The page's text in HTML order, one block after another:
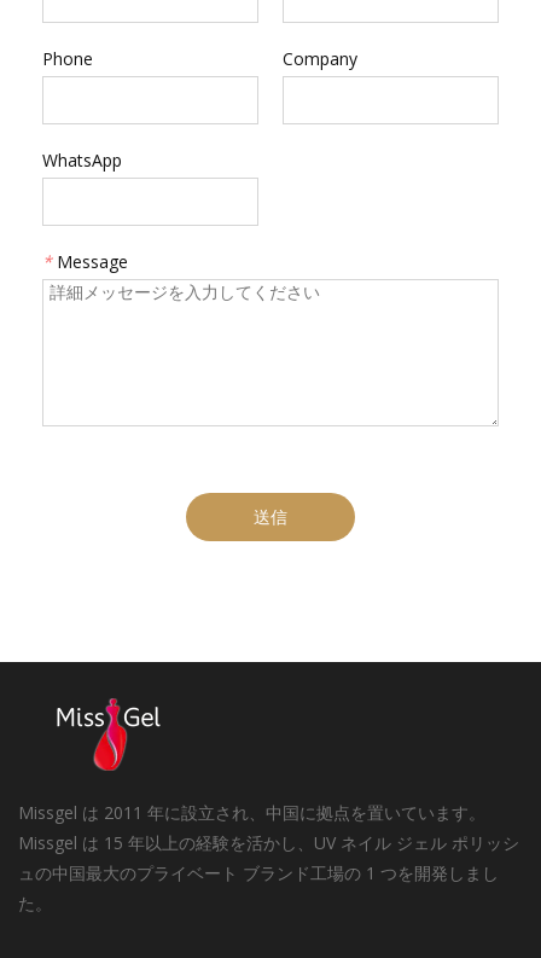
Phone Company
WhatsApp
* Message
送信
Missgel は 2011 年に設立され、中国に拠点を置いています。
Missgel は 15 年以上の経験を活かし、UV ネイル ジェル ポリッシ
ュの中国最大のプライベート ブランド工場の 1 つを開発しまし
た。